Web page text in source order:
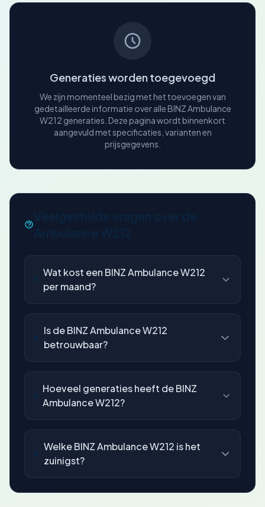
Generaties worden toegevoegd
We zijn momenteel bezig met het toevoegen van
gedetailleerde informatie over alle BINZ Ambulance
W212 generaties. Deze pagina wordt binnenkort
aangevuld met specificaties, varianten en
prijsgegevens.
Wat kost een BINZ Ambulance W212
per maand?
Is de BINZ Ambulance W212
betrouwbaar?
Hoeveel generaties heeft de BINZ
Ambulance W212?
Welke BINZ Ambulance W212 is het
zuinigst?